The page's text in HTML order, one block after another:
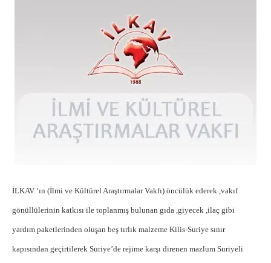
İLKAV ‘ın (İlmi ve Kültürel Araştırmalar Vakfı) öncülük ederek ,vakıf
gönüllülerinin katkısı ile toplanmış bulunan gıda ,giyecek ,ilaç gibi
yardım paketlerinden oluşan beş tırlık malzeme Kilis-Suriye sınır
kapısından geçirtilerek Suriye’de rejime karşı direnen mazlum Suriyeli